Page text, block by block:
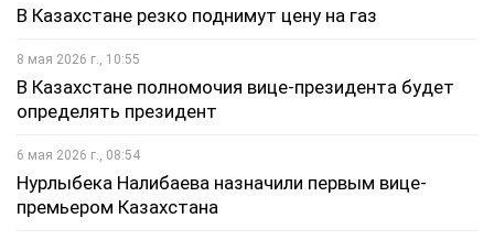
В Казахстане резко поднимут цену на газ
8 мая 2026 г., 10:55
В Казахстане полномочия вице-президента будет
определять президент
6 мая 2026 г., 08:54
Нурлыбека Налибаева назначили первым вице-
премьером Казахстана